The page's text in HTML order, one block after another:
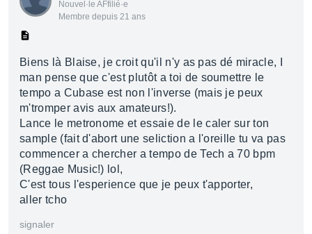
Nouvel·le AFfilié·e
Membre depuis 21 ans
Biens là Blaise, je croit qu'il n'y as pas dé miracle, I
man pense que c'est plutôt a toi de soumettre le
tempo a Cubase est non l'inverse (mais je peux
m'tromper avis aux amateurs!).
Lance le metronome et essaie de le caler sur ton
sample (fait d'abort une seliction a l'oreille tu va pas
commencer a chercher a tempo de Tech a 70 bpm
(Reggae Music!) lol,
C'est tous l'esperience que je peux t'apporter,
aller tcho
signaler